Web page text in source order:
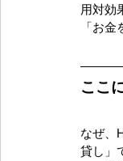
用対効
「お
ここ
なぜ、
貸し」